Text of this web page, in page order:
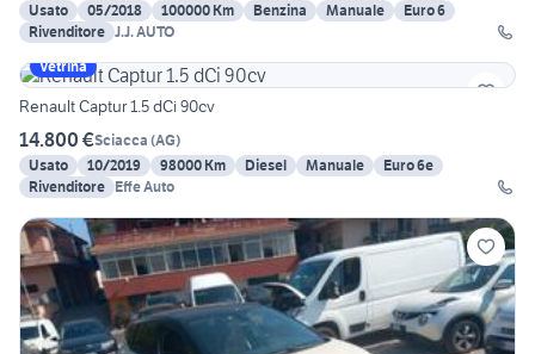
Usato
05/2018 100000 Km Benzina Manuale
Euro 6
Rivenditore J.J. AUTO
Vetrina
Renault Captur 1.5 dCi 90cv
14.800 €Sciacca (AG)
Usato
10/2019 98000 Km Diesel Manuale
Euro 6e
Rivenditore Effe Auto